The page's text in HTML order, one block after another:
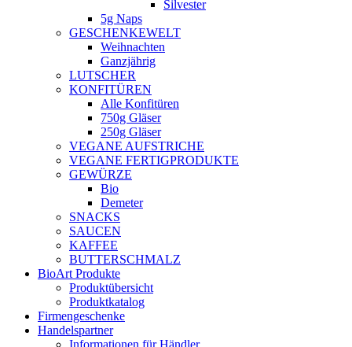
Silvester
5g Naps
GESCHENKEWELT
Weihnachten
Ganzjährig
LUTSCHER
KONFITÜREN
Alle Konfitüren
750g Gläser
250g Gläser
VEGANE AUFSTRICHE
VEGANE FERTIGPRODUKTE
GEWÜRZE
Bio
Demeter
SNACKS
SAUCEN
KAFFEE
BUTTERSCHMALZ
BioArt Produkte
Produktübersicht
Produktkatalog
Firmengeschenke
Handelspartner
Informationen für Händler